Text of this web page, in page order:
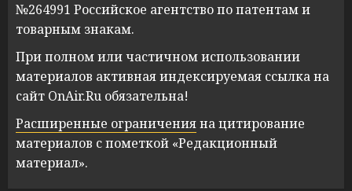
№264991 Российское агентство по патентам и
товарным знакам.
При полном или частичном использовании
материалов активная индексируемая ссылка на
сайт OnAir.Ru обязательна!
Расширенные ограниченияна цитирование
материалов с пометкой «Редакционный
материал».